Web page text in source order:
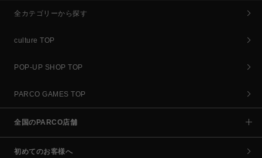
全カテゴリーから探す
culture TOP
POP-UP SHOP TOP
PARCO GAMES TOP
全国のPARCO店舗
初めてのお客様へ